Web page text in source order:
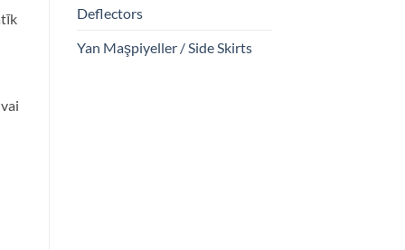
Deflectors
Yan Maşpiyeller / Side Skirts